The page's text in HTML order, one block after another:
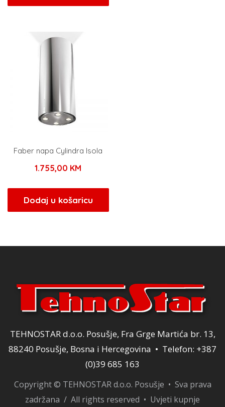
Faber napa Cylindra Isola
1.755,00 KM
Dodaj u košaricu
TEHNOSTAR d.o.o. Posušje, Fra Grge Martića br. 13,
88240 Posušje, Bosna i Hercegovina • Telefon: +387
(0)39 685 163
Copyright © TEHNOSTAR d.o.o. Posušje • Sva prava
zadržana / All rights reserved • Uvjeti kupnje